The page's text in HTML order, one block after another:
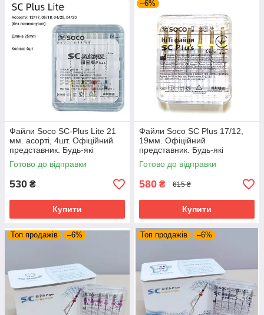
Файли Soco SC-Plus Lite 21
мм. асорті, 4шт. Офіційний
представник. Будь-які
розміри завжди в наявності.
Готово до відправки
530 ₴
Купити
–6%
Файли Soco SC Plus 17/12,
19мм. Офіційний
представник. Будь-які
розміри завжди в наявності.
Готово до відправки
580 ₴ 615 ₴
Купити
Топ продажів –6% Топ продажів –6%